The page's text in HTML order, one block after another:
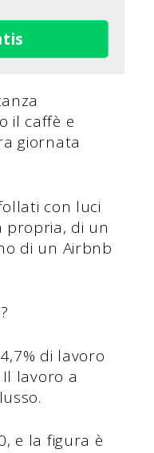
il caffè e
giornata
con luci
propria, di un
di un Airbnb
di lavoro
lavoro a
e la figura è